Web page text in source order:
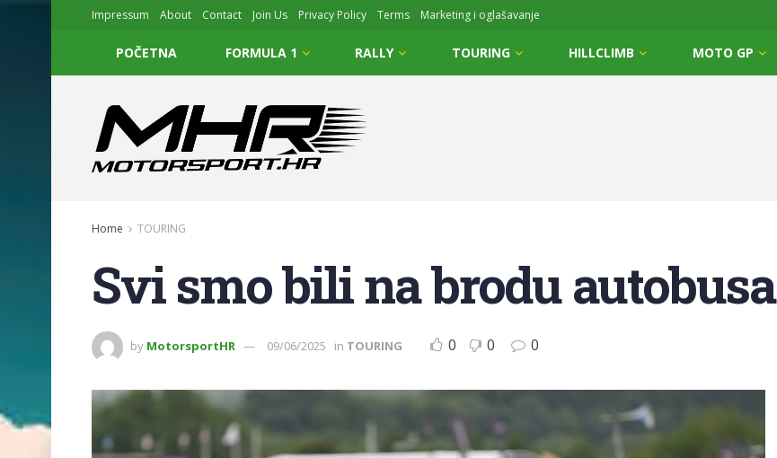
Impressum About Contact Join Us Privacy Policy Terms Marketing i oglašavanje
POČETNA FORMULA 1 RALLY TOURING HILLCLIMB MOTO GP
Home TOURING
Svi smo bili na brodu autobusa
by MotorsportHR 09/06/2025 in TOURING 0 0 0